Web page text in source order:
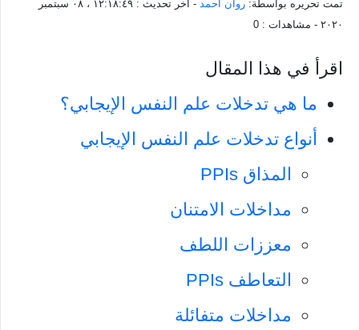
تمت تحريره بواسطة: روان أحمد - اخر تحديث :
١٢:١٨:٤٩ ، ٠٨ سبتمبر
٢٠٢٠ - مشاهدات : 0
اقرأ في هذا المقال
ما هي تدخلات علم النفس الإيجابي؟
أنواع تدخلات علم النفس الإيجابي
المذاق PPIs
مداخلات الامتنان
معززات اللطف
التعاطف PPIs
مداخلات متفائلة